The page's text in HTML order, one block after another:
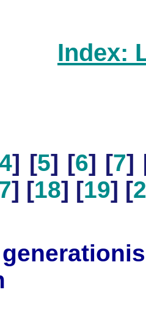
Index:
] [5] [6] [7]
] [18] [19] [